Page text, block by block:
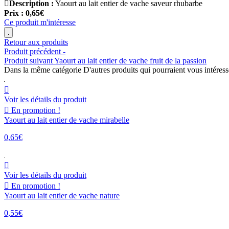
Description : Yaourt au lait entier de vache saveur rhubarbe
Prix : 0,65€
Ce produit m'intéresse
Retour aux produits
Produit précédent -
Produit suivantYaourt au lait entier de vache fruit de la passion
Dans la même catégorie D'autres produits qui pourraient vous

Voir les détails du produit
 En promotion !
Yaourt au lait entier de vache mirabelle
0,65€

Voir les détails du produit
 En promotion !
Yaourt au lait entier de vache nature
0,55€